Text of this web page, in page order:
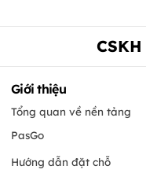
CSKH
Giới thiệu
Tổng quan về nền tảng
PasGo
Hướng dẫn đặt chỗ